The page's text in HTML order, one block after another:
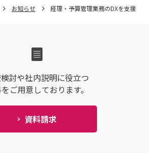
お知らせ 経理・予算管理業務のDXを支援
討や社内説明に役立つ
ご用意しております。
資料請求